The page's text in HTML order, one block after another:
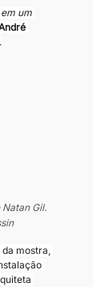
um
Gil.
mostra,